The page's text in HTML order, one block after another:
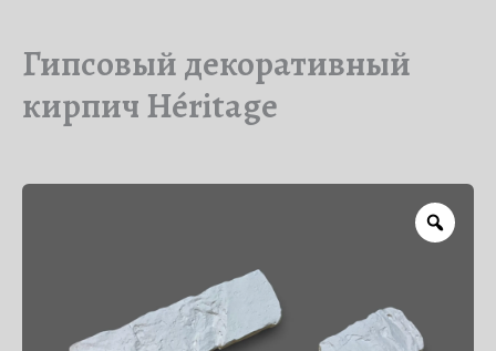
Гипсовый декоративный
кирпич Héritage